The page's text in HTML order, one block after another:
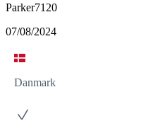
Parker7120
07/08/2024
Danmark